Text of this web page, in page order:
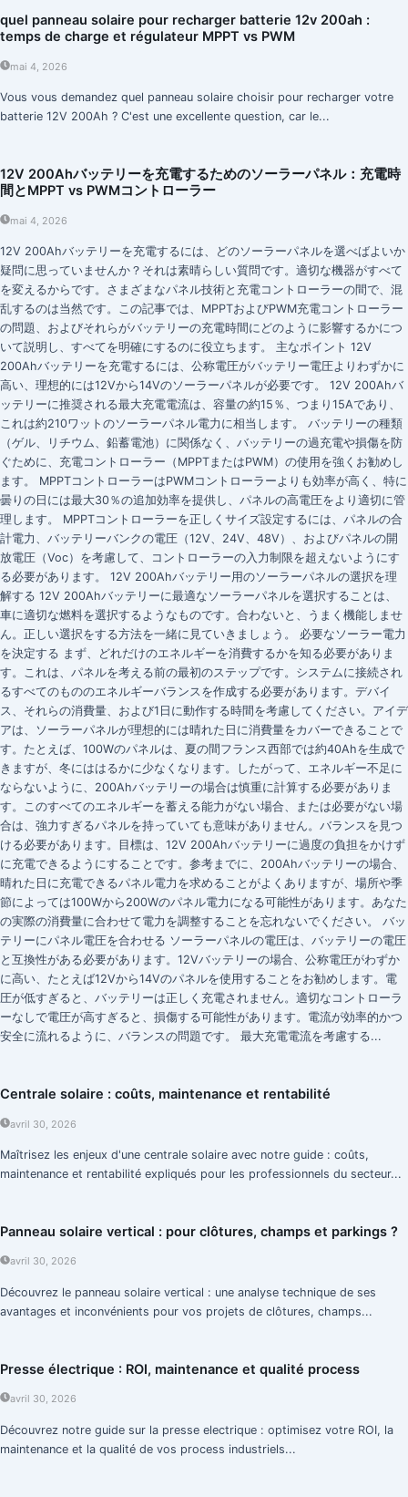
quel panneau solaire pour recharger batterie 12v 200ah :
temps de charge et régulateur MPPT vs PWM
mai 4, 2026
Vous vous demandez quel panneau solaire choisir pour recharger votre
batterie 12V 200Ah ? C'est une excellente question, car le...
12V 200Ahバッテリーを充電するためのソーラーパネル：充電時
間とMPPT vs PWMコントローラー
mai 4, 2026
12V 200Ahバッテリーを充電するには、どのソーラーパネルを選べばよいか
疑問に思っていませんか？それは素晴らしい質問です。適切な機器がすべて
を変えるからです。さまざまなパネル技術と充電コントローラーの間で、混
乱するのは当然です。この記事では、MPPTおよびPWM充電コントローラー
の問題、およびそれらがバッテリーの充電時間にどのように影響するかにつ
いて説明し、すべてを明確にするのに役立ちます。 主なポイント 12V
200Ahバッテリーを充電するには、公称電圧がバッテリー電圧よりわずかに
高い、理想的には12Vから14Vのソーラーパネルが必要です。 12V 200Ahバ
ッテリーに推奨される最大充電電流は、容量の約15％、つまり15Aであり、
これは約210ワットのソーラーパネル電力に相当します。 バッテリーの種類
（ゲル、リチウム、鉛蓄電池）に関係なく、バッテリーの過充電や損傷を防
ぐために、充電コントローラー（MPPTまたはPWM）の使用を強くお勧めし
ます。 MPPTコントローラーはPWMコントローラーよりも効率が高く、特に
曇りの日には最大30％の追加効率を提供し、パネルの高電圧をより適切に管
理します。 MPPTコントローラーを正しくサイズ設定するには、パネルの合
計電力、バッテリーバンクの電圧（12V、24V、48V）、およびパネルの開
放電圧（Voc）を考慮して、コントローラーの入力制限を超えないようにす
る必要があります。 12V 200Ahバッテリー用のソーラーパネルの選択を理
解する 12V 200Ahバッテリーに最適なソーラーパネルを選択することは、
車に適切な燃料を選択するようなものです。合わないと、うまく機能しませ
ん。正しい選択をする方法を一緒に見ていきましょう。 必要なソーラー電力
を決定する まず、どれだけのエネルギーを消費するかを知る必要がありま
す。これは、パネルを考える前の最初のステップです。システムに接続され
るすべてのもののエネルギーバランスを作成する必要があります。デバイ
ス、それらの消費量、および1日に動作する時間を考慮してください。アイデ
アは、ソーラーパネルが理想的には晴れた日に消費量をカバーできることで
す。たとえば、100Wのパネルは、夏の間フランス西部では約40Ahを生成で
きますが、冬にははるかに少なくなります。したがって、エネルギー不足に
ならないように、200Ahバッテリーの場合は慎重に計算する必要がありま
す。このすべてのエネルギーを蓄える能力がない場合、または必要がない場
合は、強力すぎるパネルを持っていても意味がありません。バランスを見つ
ける必要があります。目標は、12V 200Ahバッテリーに過度の負担をかけず
に充電できるようにすることです。参考までに、200Ahバッテリーの場合、
晴れた日に充電できるパネル電力を求めることがよくありますが、場所や季
節によっては100Wから200Wのパネル電力になる可能性があります。あなた
の実際の消費量に合わせて電力を調整することを忘れないでください。 バッ
テリーにパネル電圧を合わせる ソーラーパネルの電圧は、バッテリーの電圧
と互換性がある必要があります。12Vバッテリーの場合、公称電圧がわずか
に高い、たとえば12Vから14Vのパネルを使用することをお勧めします。電
圧が低すぎると、バッテリーは正しく充電されません。適切なコントローラ
ーなしで電圧が高すぎると、損傷する可能性があります。電流が効率的かつ
安全に流れるように、バランスの問題です。 最大充電電流を考慮する...
Centrale solaire : coûts, maintenance et rentabilité
avril 30, 2026
Maîtrisez les enjeux d'une centrale solaire avec notre guide : coûts,
maintenance et rentabilité expliqués pour les professionnels du secteur...
Panneau solaire vertical : pour clôtures, champs et parkings ?
avril 30, 2026
Découvrez le panneau solaire vertical : une analyse technique de ses
avantages et inconvénients pour vos projets de clôtures, champs...
Presse électrique : ROI, maintenance et qualité process
avril 30, 2026
Découvrez notre guide sur la presse electrique : optimisez votre ROI, la
maintenance et la qualité de vos process industriels...